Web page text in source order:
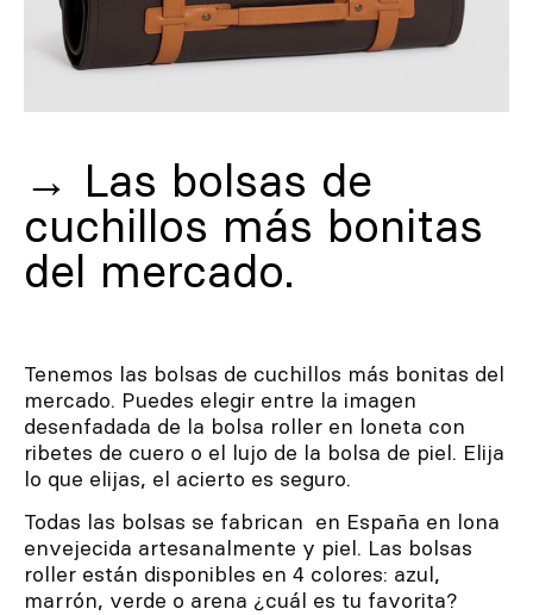
→ Las bolsas de
cuchillos más bonitas
del mercado.
Tenemos las bolsas de cuchillos más bonitas del
mercado. Puedes elegir entre la imagen
desenfadada de la bolsa roller en loneta con
ribetes de cuero o el lujo de la bolsa de piel. Elija
lo que elijas, el acierto es seguro.
Todas las bolsas se fabrican en España en lona
envejecida artesanalmente y piel. Las bolsas
roller están disponibles en 4 colores: azul,
marrón, verde o arena ¿cuál es tu favorita?